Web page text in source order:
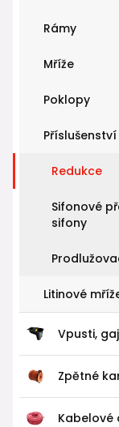
Rámy
Mříže
Poklopy
Příslušenství
Redukce
Sifonové
sifony
Litinové
Vpusti,
Zpětné
Kabelové